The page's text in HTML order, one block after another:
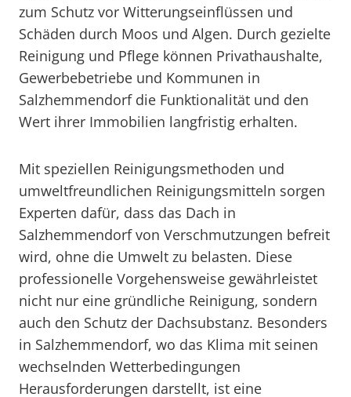
zum Schutz vor Witterungseinflüssen und
Schäden durch Moos und Algen. Durch gezielte
Reinigung und Pflege können Privathaushalte,
Gewerbebetriebe und Kommunen in
Salzhemmendorf die Funktionalität und den
Wert ihrer Immobilien langfristig erhalten.
Mit speziellen Reinigungsmethoden und
umweltfreundlichen Reinigungsmitteln sorgen
Experten dafür, dass das Dach in
Salzhemmendorf von Verschmutzungen befreit
wird, ohne die Umwelt zu belasten. Diese
professionelle Vorgehensweise gewährleistet
nicht nur eine gründliche Reinigung, sondern
auch den Schutz der Dachsubstanz. Besonders
in Salzhemmendorf, wo das Klima mit seinen
wechselnden Wetterbedingungen
Herausforderungen darstellt, ist eine